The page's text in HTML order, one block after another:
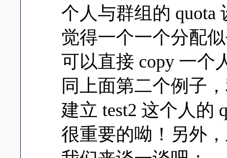
个人与群组的 quota
觉得一个一个分配
可以直接 copy 一个
同上面第二个例子
建立 test2 这个人的
很重要的呦！另外